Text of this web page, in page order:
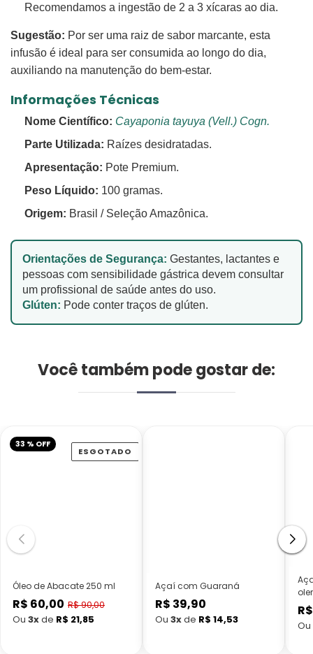
Recomendamos a ingestão de 2 a 3 xícaras ao dia.
Sugestão: Por ser uma raiz de sabor marcante, esta
infusão é ideal para ser consumida ao longo do dia,
auxiliando na manutenção do bem-estar.
Informações Técnicas
Nome Científico: Cayaponia tayuya (Vell.) Cogn.
Parte Utilizada: Raízes desidratadas.
Apresentação: Pote Premium.
Peso Líquido: 100 gramas.
Origem: Brasil / Seleção Amazônica.
Orientações de Segurança: Gestantes, lactantes e
pessoas com sensibilidade gástrica devem consultar
um profissional de saúde antes do uso.
Glúten: Pode conter traços de glúten.
Você também pode gostar de:
ESGOTADO
Óleo de Abacate 250 ml
Preço
promocional
R$ 60,00
Preço
normal
R$ 90,00
33 % OFF
Ou 3xde R$ 21,85
Açaí com Guaraná
Preço
normal
R$ 39,90
Ou 3xde R$ 14,53 Ou